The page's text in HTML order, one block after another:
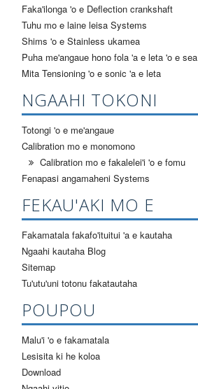
Faka'ilonga 'o e Deflection crankshaft
Tuhu mo e laine leisa Systems
Shims 'o e Stainless ukamea
Puha me'angaue hono fola 'a e leta 'o e sea
Mita Tensioning 'o e sonic 'a e leta
NGAAHI TOKONI
Totongi 'o e me'angaue
Calibration mo e monomono
Calibration mo e fakalelei'i 'o e fomu
Fenapasi angamaheni Systems
FEKAU'AKI MO E
Fakamatala fakafo'ituitui 'a e kautaha
Ngaahi kautaha Blog
Sitemap
Tu'utu'uni totonu fakatautaha
POUPOU
Malu'i 'o e fakamatala
Lesisita ki he koloa
Download